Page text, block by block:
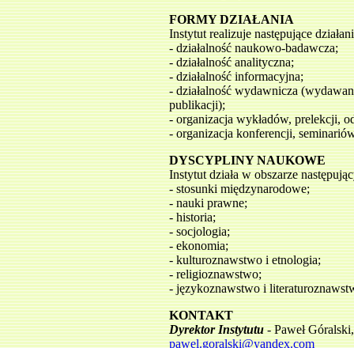
FORMY DZIAŁANIA
Instytut realizuje następujące
- działalność naukowo-badawcza;
- działalność analityczna;
- działalność informacyjna;
- działalność wydawnicza
publikacji);
- organizacja wykładów, prelekcji,
- organizacja konferencji,
DYSCYPLINY NAUKOWE
Instytut działa w obszarze
- stosunki międzynarodowe;
- nauki prawne;
- historia;
- socjologia;
- ekonomia;
- kulturoznawstwo i etnologia;
- religioznawstwo;
- językoznawstwo i
KONTAKT
Dyrektor Instytutu- Paweł
pawel.goralski@yandex.com